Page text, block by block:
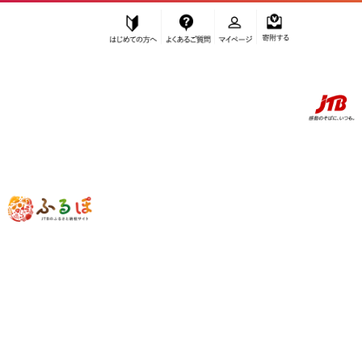
ふるぽ JTBのふるさと納税サイト
”その他肉・加工品” 愛知県